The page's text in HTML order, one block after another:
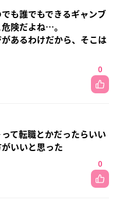
も誰でもできるギャンブ
険だよね…。
あるわけだから、そこは
0
て転職とかだったらいい
いいと思った
0